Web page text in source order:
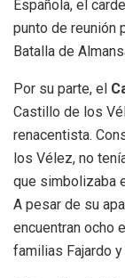
Española, el
punto de reunión
Batalla de
Por su parte, el
Castillo de los
renacentista.
los Vélez, no
que simbolizaba
A pesar de su
encuentran ocho
familias Fajardo y